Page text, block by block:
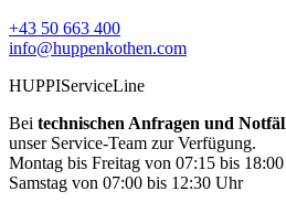
+43 50 663 400
info@huppenkothen.com
HUPPIServiceLine
Bei technischen Anfragen und
unser Service-Team zur Verfügung.
Montag bis Freitag von 07:15 bis
Samstag von 07:00 bis 12:30 Uhr